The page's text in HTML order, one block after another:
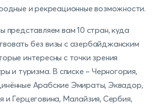
и рекреационные возможности.
представляем вам 10 стран, куда
без визы с азербайджанским
интересны с точки зрения
и туризма. В списке – Черногория,
Арабские Эмираты, Эквадор,
и Герцеговина, Малайзия, Сербия,